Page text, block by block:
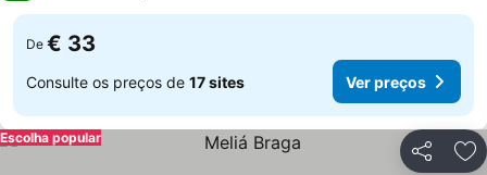
De € 33
Consulte os preços de 17 sites Ver preços
Partilhar
Escolha popular